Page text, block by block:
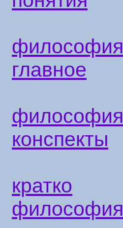
философия
главное
философия
конспекты
кратко
философия